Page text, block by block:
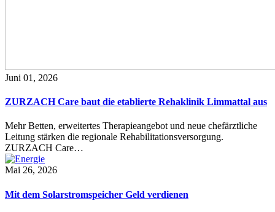
Juni 01, 2026
ZURZACH Care baut die etablierte Rehaklinik Limmattal aus
Mehr Betten, erweitertes Therapieangebot und neue chefärztliche
Leitung stärken die regionale Rehabilitationsversorgung.
ZURZACH Care…
Mai 26, 2026
Mit dem Solarstromspeicher Geld verdienen